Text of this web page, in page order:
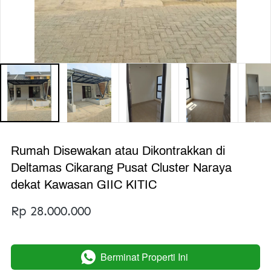
Rumah Disewakan atau Dikontrakkan di
Deltamas Cikarang Pusat Cluster Naraya
dekat Kawasan GIIC KITIC
Rp 28.000.000
` Berminat Properti Ini